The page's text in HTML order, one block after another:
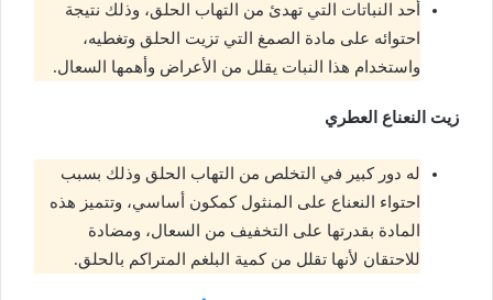
أحد النباتات التي تهدئ من التهاب الحلق، وذلك نتيجة
احتوائه على مادة الصمغ التي تزيت الحلق وتغطيه،
واستخدام هذا النبات يقلل من الأعراض وأهمها السعال.
زيت النعناع العطري
له دور كبير في التخلص من التهاب الحلق وذلك بسبب
احتواء النعناع على المنثول كمكون أساسي، وتتميز هذه
المادة بقدرتها على التخفيف من السعال، ومضادة
للاحتقان لأنها تقلل من كمية البلغم المتراكم بالحلق.